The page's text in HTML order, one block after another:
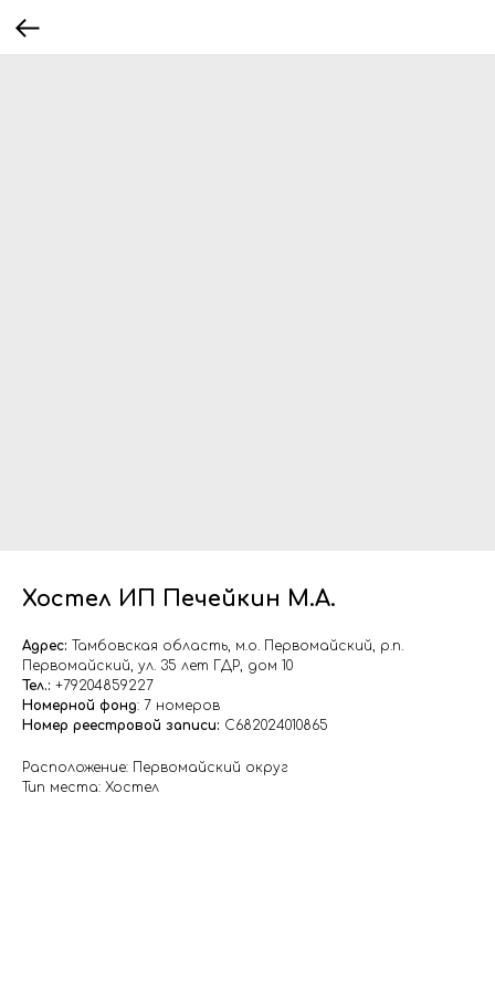
Хостел ИП Печейкин М.А.
Адрес: Тамбовская область, м.о. Первомайский, р.п.
Первомайский, ул. 35 лет ГДР, дом 10
Тел.: +79204859227
Номерной фонд: 7 номеров
Номер реестровой записи: С682024010865
Расположение: Первомайский округ
Тип места: Хостел